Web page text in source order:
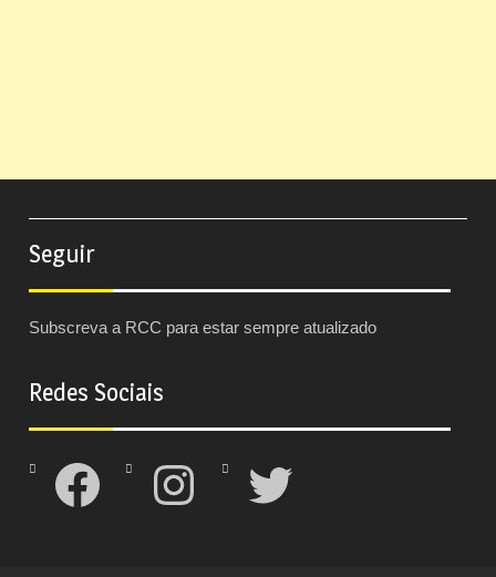
Seguir
Subscreva a RCC para estar sempre atualizado
Redes Sociais
Facebook Instagram Twitter